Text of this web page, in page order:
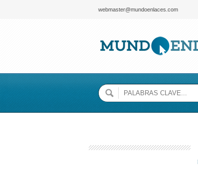
webmaster@mundoenlaces.com